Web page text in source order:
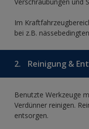
Im
bei z.B.
2. Reinigung &
Benutzte Werkzeuge
Verdünner reinigen.
entsorgen.